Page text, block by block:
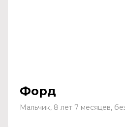
Форд
Мальчик, 8 лет 7 месяцев,